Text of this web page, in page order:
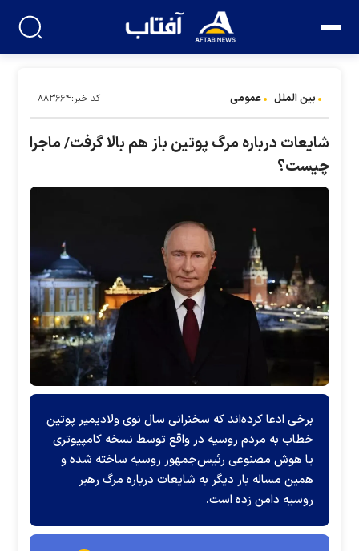
بین الملل عمومی کد خبر:۸۸۳۶۶۴
شایعات درباره مرگ پوتین باز هم بالا گرفت/ ماجرا
چیست؟
برخی ادعا کرده‌اند که سخنرانی سال نوی ولادیمیر پوتین
خطاب به مردم روسیه در واقع توسط نسخه کامپیوتری
یا هوش مصنوعی رئیس‌جمهور روسیه ساخته شده و
همین مساله بار دیگر به شایعات درباره مرگ رهبر
روسیه دامن زده است.